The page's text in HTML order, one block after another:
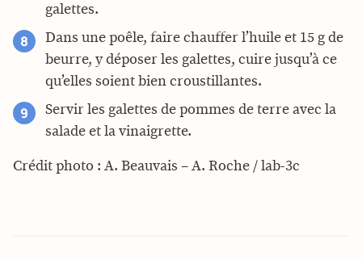
galettes.
Dans une poêle, faire chauffer l’huile et 15 g de
beurre, y déposer les galettes, cuire jusqu’à ce
qu’elles soient bien croustillantes.
Servir les galettes de pommes de terre avec la
salade et la vinaigrette.
Crédit photo : A. Beauvais – A. Roche / lab-3c